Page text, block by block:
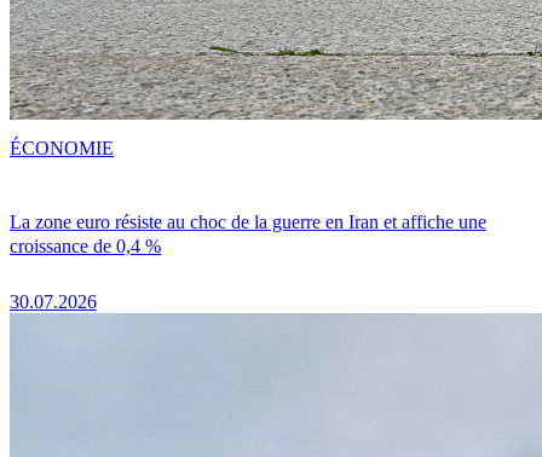
La zone euro résiste au choc de la guerre en Iran et affiche une
croissance de 0,4 %
30.07.2026
ÉCONOMIE